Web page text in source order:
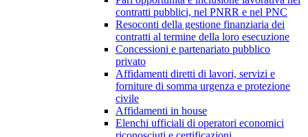
contratti pubblici, nel PNRR e nel PNC
Resoconti della gestione finanziaria dei
contratti al termine della loro esecuzione
Concessioni e partenariato pubblico
privato
Affidamenti diretti di lavori, servizi e
forniture di somma urgenza e protezione
civile
Affidamenti in house
Elenchi ufficiali di operatori economici